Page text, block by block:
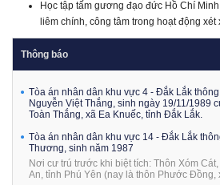
Học tập tấm gương đạo đức Hồ Chí
liêm chính, công tâm trong hoạt động xét
Thông báo
Tòa án nhân dân khu vực 4 - Đắk Lắk
Nguyễn Việt Thắng, sinh ngày 19/11/1989
Toàn Thắng, xã Ea Knuếc, tỉnh Đắk Lắk.
Tòa án nhân dân khu vực 14 - Đắk Lắk
Thương, sinh năm 1987
Nơi cư trú trước khi biệt tích: Thôn Xóm
An, tỉnh Phú Yên (nay là thôn Phước Đồng,